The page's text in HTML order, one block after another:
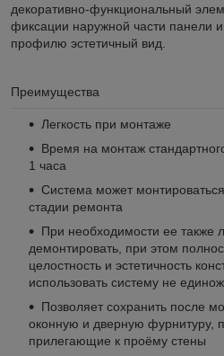
декоративно-функциональный
фиксации наружной части панели
профилю эстетичный вид.
Преимущества
Легкость при монтаже
Время на монтаж
1 часа
Система может
стадии ремонта
При необходимости ее также
демонтировать, при этом
целостность и эстетичность
использовать систему не
Позволяет сохранить после
оконную и дверную фурнитуру,
прилегающие к проёму стены